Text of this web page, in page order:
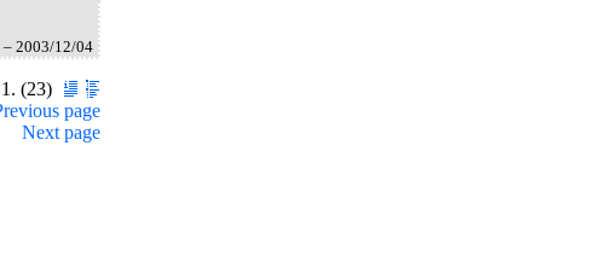
– 2003/12/04
(23)
page
Next page